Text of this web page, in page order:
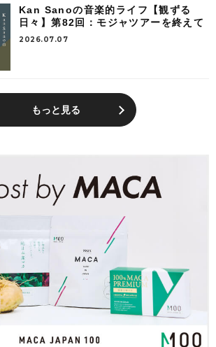
Kan Sanoの音楽的ライフ【観ずる
日々】第82回：モジャツアーを終えて
2026.07.07
もっと見る